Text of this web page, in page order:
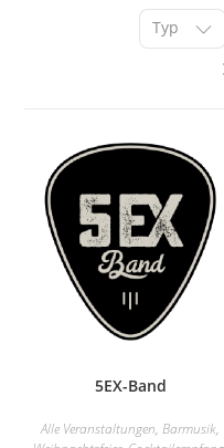
Typ
5EX-Band
Alle Veranstaltungen,Barmusik,